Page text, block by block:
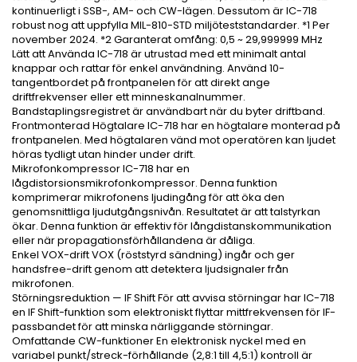
kontinuerligt i SSB-, AM- och CW-lägen. Dessutom är IC-718
robust nog att uppfylla MIL-810-STD miljöteststandarder. *1 Per
november 2024. *2 Garanterat omfång: 0,5 ~ 29,999999 MHz
Lätt att Använda IC-718 är utrustad med ett minimalt antal
knappar och rattar för enkel användning. Använd 10-
tangentbordet på frontpanelen för att direkt ange
driftfrekvenser eller ett minneskanalnummer.
Bandstaplingsregistret är användbart när du byter driftband.
Frontmonterad Högtalare IC-718 har en högtalare monterad på
frontpanelen. Med högtalaren vänd mot operatören kan ljudet
höras tydligt utan hinder under drift.
Mikrofonkompressor IC-718 har en
lågdistorsionsmikrofonkompressor. Denna funktion
komprimerar mikrofonens ljudingång för att öka den
genomsnittliga ljudutgångsnivån. Resultatet är att talstyrkan
ökar. Denna funktion är effektiv för långdistanskommunikation
eller när propagationsförhållandena är dåliga.
Enkel VOX-drift VOX (röststyrd sändning) ingår och ger
handsfree-drift genom att detektera ljudsignaler från
mikrofonen.
Störningsreduktion — IF Shift För att avvisa störningar har IC-718
en IF Shift-funktion som elektroniskt flyttar mittfrekvensen för IF-
passbandet för att minska närliggande störningar.
Omfattande CW-funktioner En elektronisk nyckel med en
variabel punkt/streck-förhållande (2,8:1 till 4,5:1) kontroll är